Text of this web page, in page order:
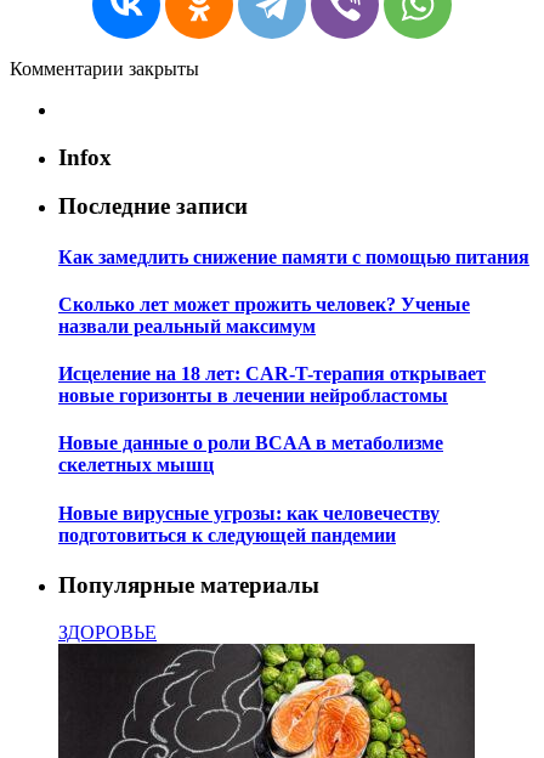
Комментарии закрыты
Infox
иностранных языков
Дерматолог предупредила об опасности алкоголя на
Последние записи
Сколько лет может прожить человек? Ученые
Исцеление на 18 лет: CAR-T-терапия открывает
Новые данные о роли BCAA в метаболизме
подготовиться к следующей пандемии
Популярные материалы
ЗДОРОВЬЕ